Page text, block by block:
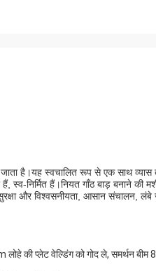
है।यह स्वचालित रूप से एक साथ
स्व-निर्मित हैं।नियत गाँठ बाड़ बनाने की
और विश्वसनीयता, आसान संचालन,
की प्लेट वेल्डिंग को गोद ले, समर्थन बीम